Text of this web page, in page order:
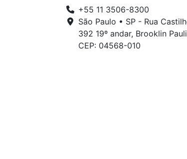
+55 11 3506-8300
São Paulo • SP - Rua
392 19º andar, Brooklin
CEP: 04568-010